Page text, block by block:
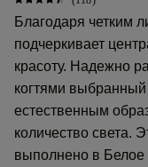
Благодаря четким
подчеркивает
красоту. Надежно
когтями
естественным
количество света.
выполнено в Белое